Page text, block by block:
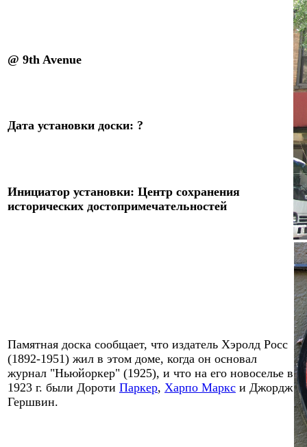
@ 9th Avenue
Дата установки доски: ?
Инициатор установки: Центр сохранения
исторических достопримечательностей
Памятная доска сообщает, что издатель Хэролд Росс
(1892-1951) жил в этом доме, когда он основал
журнал "Ньюйоркер" (1925), и что на его новоселье в
1923 г. были Дороти Паркер, Харпо Маркс и Джордж
Гершвин.